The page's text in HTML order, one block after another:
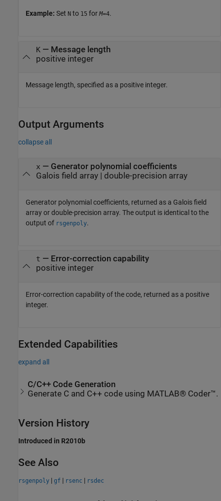
Example: Set N to 15 for M=4.
K— Message length
positive integer
Message length, specified as a positive integer.
Output Arguments
collapse all
x — Generator polynomial coefficients
Galois field array | double-precision array
Generator polynomial coefficients, returned as a Galois field
array or double-precision array. The output is identical to the
output of rsgenpoly.
t — Error-correction capability
positive integer
Error-correction capability of the code, returned as a positive
integer.
Extended Capabilities
expand all
C/C++ Code Generation
Generate C and C++ code using MATLAB® Coder™.
Version History
Introduced in R2010b
See Also
rsgenpoly | gf | rsenc | rsdec